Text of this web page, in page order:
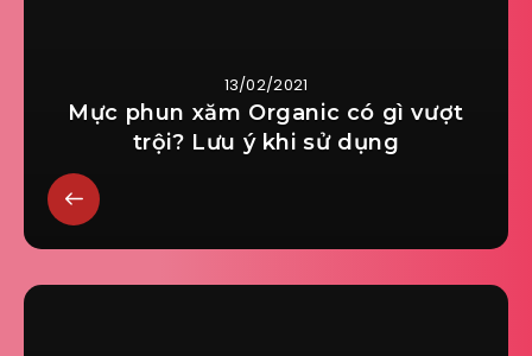
13/02/2021
Mực phun xăm Organic có gì vượt
trội? Lưu ý khi sử dụng